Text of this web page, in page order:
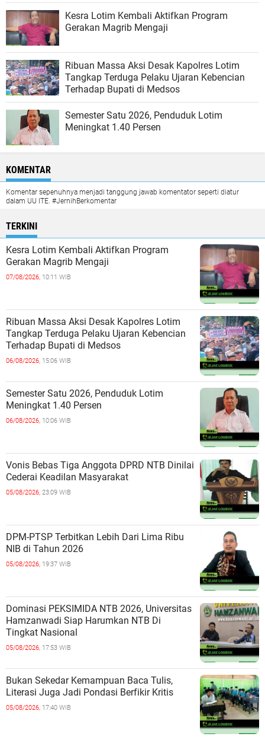
Kesra Lotim Kembali Aktifkan Program
Gerakan Magrib Mengaji
Ribuan Massa Aksi Desak Kapolres Lotim
Tangkap Terduga Pelaku Ujaran Kebencian
Terhadap Bupati di Medsos
Semester Satu 2026, Penduduk Lotim
Meningkat 1.40 Persen
KOMENTAR
Komentar sepenuhnya menjadi tanggung jawab komentator seperti diatur
dalam UU ITE. #JernihBerkomentar
TERKINI
Kesra Lotim Kembali Aktifkan Program
Gerakan Magrib Mengaji
07/08/2026, 10:11 WIB
Ribuan Massa Aksi Desak Kapolres Lotim
Tangkap Terduga Pelaku Ujaran Kebencian
Terhadap Bupati di Medsos
06/08/2026, 15:06 WIB
Semester Satu 2026, Penduduk Lotim
Meningkat 1.40 Persen
06/08/2026, 10:06 WIB
Vonis Bebas Tiga Anggota DPRD NTB Dinilai
Cederai Keadilan Masyarakat
05/08/2026, 23:09 WIB
DPM-PTSP Terbitkan Lebih Dari Lima Ribu
NIB di Tahun 2026
05/08/2026, 19:37 WIB
Dominasi PEKSIMIDA NTB 2026, Universitas
Hamzanwadi Siap Harumkan NTB Di
Tingkat Nasional
05/08/2026, 17:53 WIB
Bukan Sekedar Kemampuan Baca Tulis,
Literasi Juga Jadi Pondasi Berfikir Kritis
05/08/2026, 17:40 WIB